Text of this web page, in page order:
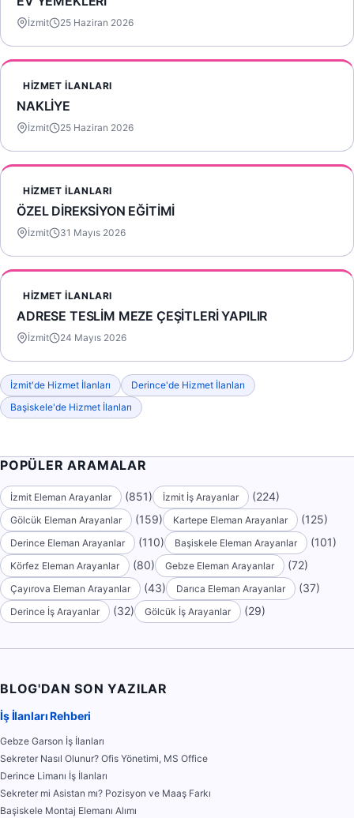
İzmit 25 Haziran 2026
HIZMET İLANLARI
NAKLİYE
İzmit 25 Haziran 2026
HIZMET İLANLARI
ÖZEL DİREKSİYON EĞİTİMİ
İzmit 31 Mayıs 2026
HIZMET İLANLARI
ADRESE TESLİM MEZE ÇEŞİTLERİ YAPILIR
İzmit 24 Mayıs 2026
İzmit'de Hizmet İlanları
Derince'de Hizmet İlanları
Başiskele'de Hizmet İlanları
POPÜLER ARAMALAR
İzmit Eleman Arayanlar (851) İzmit İş Arayanlar (224)
Gölcük Eleman Arayanlar (159) Kartepe Eleman Arayanlar (125)
Derince Eleman Arayanlar (110) Başiskele Eleman Arayanlar (101)
Körfez Eleman Arayanlar (80) Gebze Eleman Arayanlar (72)
Çayırova Eleman Arayanlar (43) Darıca Eleman Arayanlar (37)
Derince İş Arayanlar (32) Gölcük İş Arayanlar (29)
BLOG'DAN SON YAZILAR
İş İlanları Rehberi
Gebze Garson İş İlanları
Sekreter Nasıl Olunur? Ofis Yönetimi, MS Office
Derince Limanı İş İlanları
Sekreter mi Asistan mı? Pozisyon ve Maaş Farkı
Başiskele Montaj Elemanı Alımı